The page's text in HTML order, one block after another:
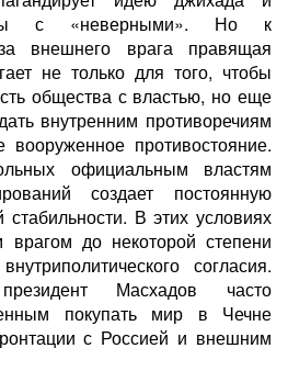
с «неверными». Но к
внешнего врага правящая
не только для того, чтобы
общества с властью, но еще
внутренним противоречиям
вооруженное противостояние.
официальным властям
создает постоянную
стабильности. В этих условиях
до некоторой степени
согласия.
Масхадов часто
покупать мир в Чечне
с Россией и внешним